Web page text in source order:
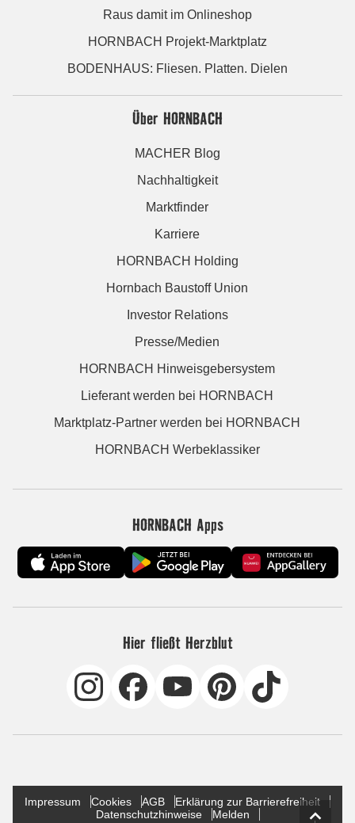
Raus damit im Onlineshop
HORNBACH Projekt-Marktplatz
BODENHAUS: Fliesen. Platten. Dielen
Über HORNBACH
MACHER Blog
Nachhaltigkeit
Marktfinder
Karriere
HORNBACH Holding
Hornbach Baustoff Union
Investor Relations
Presse/Medien
HORNBACH Hinweisgebersystem
Lieferant werden bei HORNBACH
Marktplatz-Partner werden bei HORNBACH
HORNBACH Werbeklassiker
HORNBACH Apps
Hier fließt Herzblut
Impressum Cookies AGB
Erklärung zur Barrierefreiheit
Datenschutzhinweise
Melden